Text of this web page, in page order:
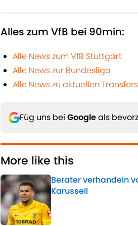
Alles zum VfB bei 90min:
Alle News zum VfB Stuttgart
Alle News zur Bundesliga
Alle News zu aktuellen Transfers
Füg uns bei Googleals
More like this
Berater verhandeln
Karussell